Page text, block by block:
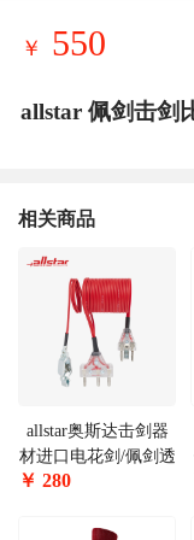
￥ 550
allstar 佩剑击剑
相关商品
allstar奥斯达击剑器
材进口电花剑/佩剑透
明头手线可参加国内
￥ 280